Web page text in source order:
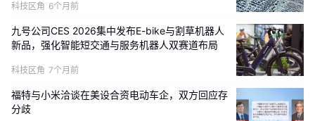
科技区角 6个月前
九号公司CES 2026集中发布E-bike与割草机器人
新品，强化智能短交通与服务机器人双赛道布局
科技区角 7个月前
福特与小米洽谈在美设合资电动车企，双方回应存
分歧